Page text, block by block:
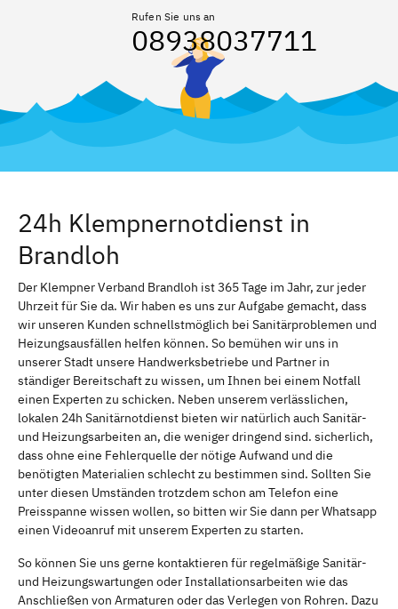
Rufen Sie uns an
08938037711
24h Klempnernotdienst in
Brandloh
Der Klempner Verband Brandloh ist 365 Tage im Jahr, zur jeder
Uhrzeit für Sie da. Wir haben es uns zur Aufgabe gemacht, dass
wir unseren Kunden schnellstmöglich bei Sanitärproblemen und
Heizungsausfällen helfen können. So bemühen wir uns in
unserer Stadt unsere Handwerksbetriebe und Partner in
ständiger Bereitschaft zu wissen, um Ihnen bei einem Notfall
einen Experten zu schicken. Neben unserem verlässlichen,
lokalen 24h Sanitärnotdienst bieten wir natürlich auch Sanitär-
und Heizungsarbeiten an, die weniger dringend sind. sicherlich,
dass ohne eine Fehlerquelle der nötige Aufwand und die
benötigten Materialien schlecht zu bestimmen sind. Sollten Sie
unter diesen Umständen trotzdem schon am Telefon eine
Preisspanne wissen wollen, so bitten wir Sie dann per Whatsapp
einen Videoanruf mit unserem Experten zu starten.
So können Sie uns gerne kontaktieren für regelmäßige Sanitär-
und Heizungswartungen oder Installationsarbeiten wie das
Anschließen von Armaturen oder das Verlegen von Rohren. Dazu